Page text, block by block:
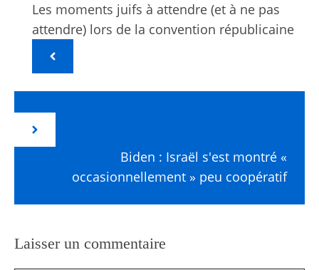
Les moments juifs à attendre (et à ne pas
attendre) lors de la convention républicaine
Biden : Israël s'est montré «
occasionnellement » peu coopératif
Laisser un commentaire